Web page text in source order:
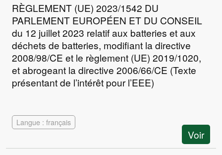
RÈGLEMENT (UE) 2023/1542 DU
PARLEMENT EUROPÉEN ET DU CONSEIL
du 12 juillet 2023 relatif aux batteries et aux
déchets de batteries, modifiant la directive
2008/98/CE et le règlement (UE) 2019/1020,
et abrogeant la directive 2006/66/CE (Texte
présentant de l’intérêt pour l’EEE)
Langue : français
Voir